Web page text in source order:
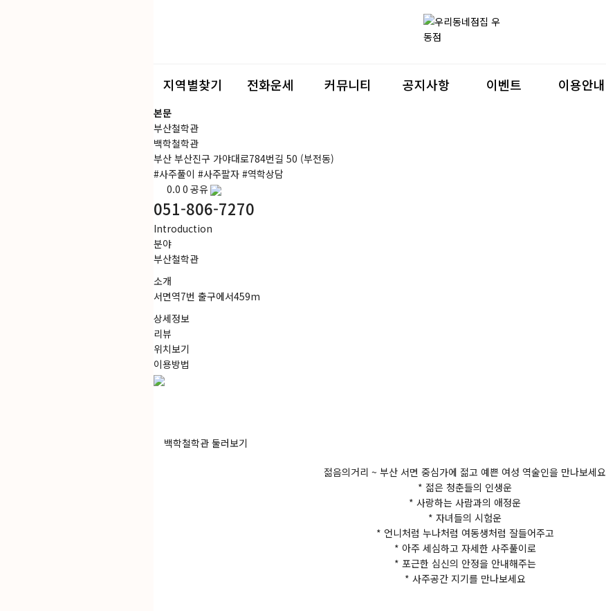
지역별찾기 전화운세 커뮤니티 공지사항 이벤트 이용안내
본문
부산철학관
백학철학관
부산 부산진구 가야대로784번길 50 (부전동)
#사주풀이 #사주팔자 #역학상담
0.0 0 공유
051-806-7270
Introduction
분야
부산철학관
소개
서면역7번 출구에서459m
상세정보
리뷰
위치보기
이용방법
백학철학관 둘러보기
젊음의거리 ~ 부산 서면 중심가에 젊고 예쁜 여성 역술인을 만나보세요
* 젊은 청춘들의 인생운
* 사랑하는 사람과의 애정운
* 자녀들의 시험운
* 언니처럼 누나처럼 여동생처럼 잘들어주고
* 아주 세심하고 자세한 사주풀이로
* 포근한 심신의 안정을 안내해주는
* 사주공간 지기를 만나보세요